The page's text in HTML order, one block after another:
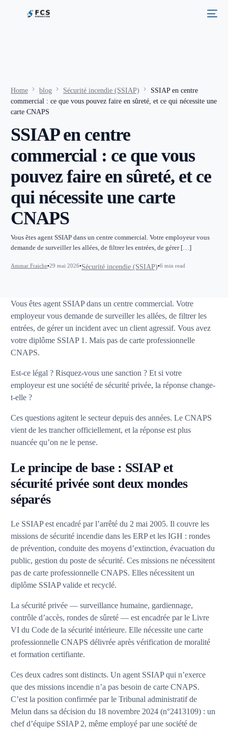
Home blog Sécurité incendie (SSIAP)
SSIAP en centre
commercial : ce que vous pouvez faire en sûreté, et ce qui nécessite une
carte CNAPS
SSIAP en centre
commercial : ce que vous
pouvez faire en sûreté, et ce
qui nécessite une carte
CNAPS
Vous êtes agent SSIAP dans un centre commercial. Votre employeur vous
demande de surveiller les allées, de filtrer les entrées, de gérer […]
Ammar Fraiche 29 mai 2026 Sécurité incendie (SSIAP) 6 min read
Vous êtes agent SSIAP dans un centre commercial. Votre
employeur vous demande de surveiller les allées, de filtrer les
entrées, de gérer un incident avec un client agressif. Vous avez
votre diplôme SSIAP 1. Mais pas de carte professionnelle
CNAPS.
Est-ce légal ? Risquez-vous une sanction ? Et si votre
employeur est une société de sécurité privée, la réponse change-
t-elle ?
Ces questions agitent le secteur depuis des années. Le CNAPS
vient de les trancher officiellement, et la réponse est plus
nuancée qu’on ne le pense.
Le principe de base : SSIAP et
sécurité privée sont deux mondes
séparés
Le SSIAP est encadré par l’arrêté du 2 mai 2005. Il couvre les
missions de sécurité incendie dans les ERP et les IGH : rondes
de prévention, conduite des moyens d’extinction, évacuation du
public, gestion du poste de sécurité. Ces missions ne nécessitent
pas de carte professionnelle CNAPS. Elles nécessitent un
diplôme SSIAP valide et recyclé.
La sécurité privée — surveillance humaine, gardiennage,
contrôle d’accès, rondes de sûreté — est encadrée par le Livre
VI du Code de la sécurité intérieure. Elle nécessite une carte
professionnelle CNAPS délivrée après vérification de moralité
et formation certifiante.
Ces deux cadres sont distincts. Un agent SSIAP qui n’exerce
que des missions incendie n’a pas besoin de carte CNAPS.
C’est la position confirmée par le Tribunal administratif de
Melun dans sa décision du 18 novembre 2024 (n°2413109) : un
chef d’équipe SSIAP 2, même employé par une société de